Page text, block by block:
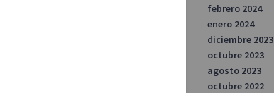
febrero 2024
enero 2024
diciembre 2023
octubre 2023
agosto 2023
octubre 2022